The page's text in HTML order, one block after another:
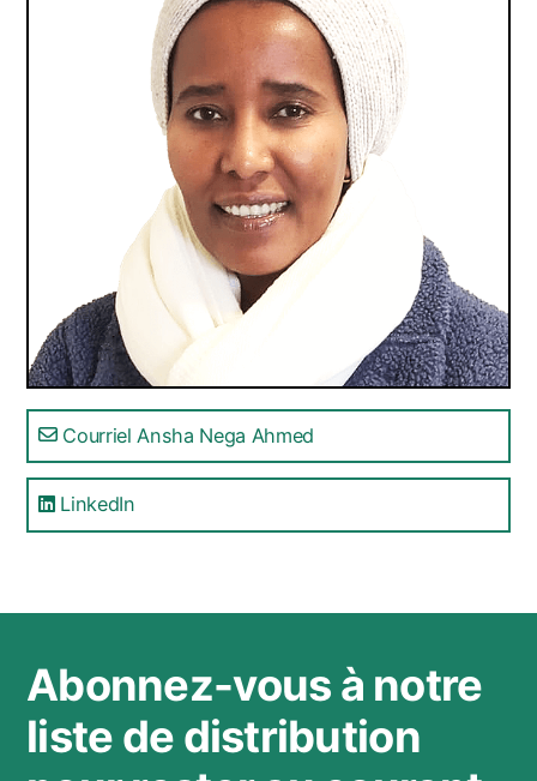
Courriel Ansha Nega Ahmed
LinkedIn
Abonnez-vous à notre
liste de distribution